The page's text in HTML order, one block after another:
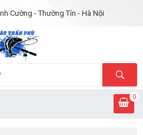
Cường - Thường Tín - Hà Nội
0